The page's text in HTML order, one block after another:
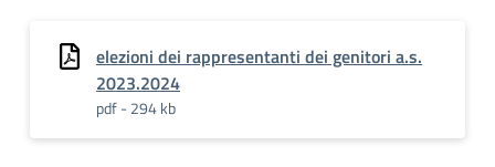
elezioni dei rappresentanti dei genitori a.s.
2023.2024
pdf - 294 kb